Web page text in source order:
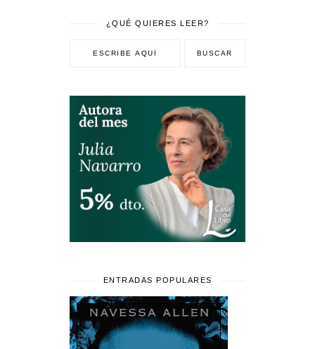
¿QUÉ QUIERES LEER?
ENTRADAS POPULARES